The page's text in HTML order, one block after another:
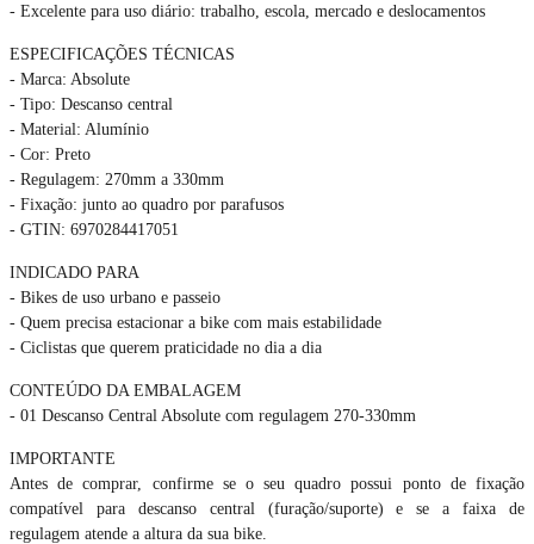
- Excelente para uso diário: trabalho, escola, mercado e deslocamentos
ESPECIFICAÇÕES TÉCNICAS
- Marca: Absolute
- Tipo: Descanso central
- Material: Alumínio
- Cor: Preto
- Regulagem: 270mm a 330mm
- Fixação: junto ao quadro por parafusos
- GTIN: 6970284417051
INDICADO PARA
- Bikes de uso urbano e passeio
- Quem precisa estacionar a bike com mais estabilidade
- Ciclistas que querem praticidade no dia a dia
CONTEÚDO DA EMBALAGEM
- 01 Descanso Central Absolute com regulagem 270-330mm
IMPORTANTE
Antes de comprar, confirme se o seu quadro possui ponto de fixação
compatível para descanso central (furação/suporte) e se a faixa de
regulagem atende a altura da sua bike.